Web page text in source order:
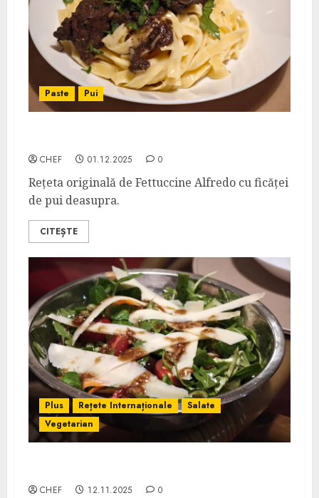
Paste Pui
CHEF 01.12.2025 0
Rețeta originală de Fettuccine Alfredo cu ficăței
de pui deasupra.
CITEȘTE
Plus Rețete Internaționale
Salate
Vegetarian
CHEF 12.11.2025 0